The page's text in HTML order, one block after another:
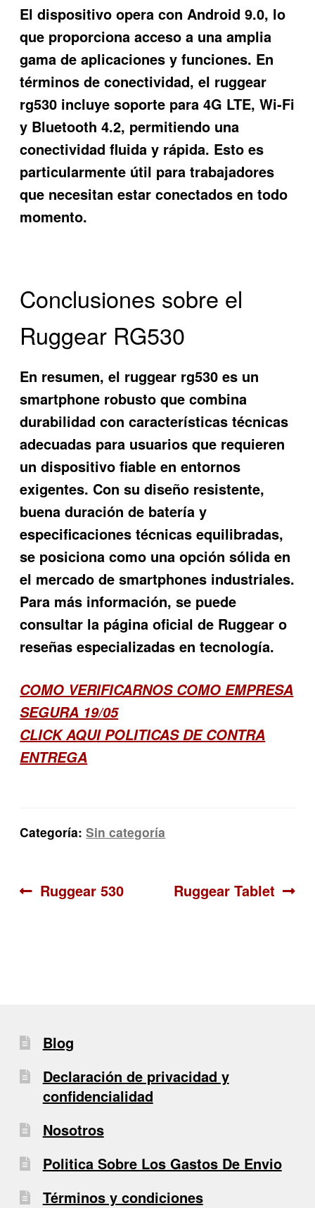
El dispositivo opera con Android 9.0, lo
que proporciona acceso a una amplia
gama de aplicaciones y funciones. En
términos de conectividad, el ruggear
rg530 incluye soporte para 4G LTE, Wi-Fi
y Bluetooth 4.2, permitiendo una
conectividad fluida y rápida. Esto es
particularmente útil para trabajadores
que necesitan estar conectados en todo
momento.
Conclusiones sobre el
Ruggear RG530
En resumen, el ruggear rg530 es un
smartphone robusto que combina
durabilidad con características técnicas
adecuadas para usuarios que requieren
un dispositivo fiable en entornos
exigentes. Con su diseño resistente,
buena duración de batería y
especificaciones técnicas equilibradas,
se posiciona como una opción sólida en
el mercado de smartphones industriales.
Para más información, se puede
consultar la página oficial de Ruggear o
reseñas especializadas en tecnología.
COMO VERIFICARNOS COMO EMPRESA
SEGURA 19/05
CLICK AQUI POLITICAS DE CONTRA
ENTREGA
Categoría:Sin categoría
Navegación
Anterior:
Ruggear 530 Siguiente:
Ruggear Tablet
Blog
Declaración de privacidad y
confidencialidad
Nosotros
Politica Sobre Los Gastos De Envio
Términos y condiciones